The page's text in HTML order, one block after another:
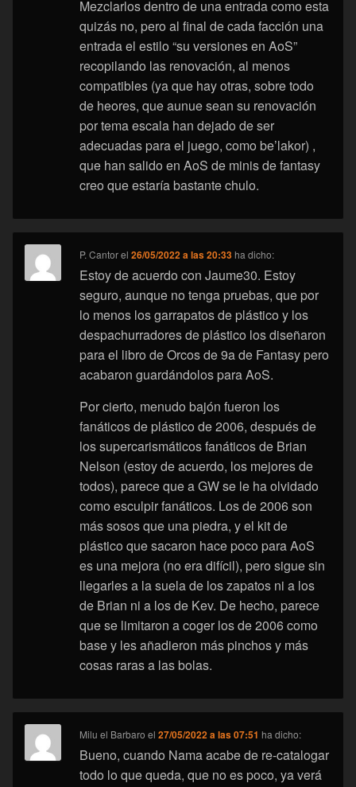
Mezclarlos dentro de una entrada como esta
quizás no, pero al final de cada facción una
entrada el estilo “su versiones en AoS”
recopilando las renovación, al menos
compatibles (ya que hay otras, sobre todo
de heores, que aunue sean su renovación
por tema escala han dejado de ser
adecuadas para el juego, como be’lakor) ,
que han salido en AoS de minis de fantasy
creo que estaría bastante chulo.
P. Cantorel26/05/2022 a las 20:33 ha dicho:
Estoy de acuerdo con Jaume30. Estoy
seguro, aunque no tenga pruebas, que por
lo menos los garrapatos de plástico y los
despachurradores de plástico los diseñaron
para el libro de Orcos de 9a de Fantasy pero
acabaron guardándolos para AoS.
Por cierto, menudo bajón fueron los
fanáticos de plástico de 2006, después de
los supercarismáticos fanáticos de Brian
Nelson (estoy de acuerdo, los mejores de
todos), parece que a GW se le ha olvidado
como esculpir fanáticos. Los de 2006 son
más sosos que una piedra, y el kit de
plástico que sacaron hace poco para AoS
es una mejora (no era difícil), pero sigue sin
llegarles a la suela de los zapatos ni a los
de Brian ni a los de Kev. De hecho, parece
que se limitaron a coger los de 2006 como
base y les añadieron más pinchos y más
cosas raras a las bolas.
Milu el Barbaro el27/05/2022 a las 07:51 ha dicho:
Bueno, cuando Nama acabe de re-catalogar
todo lo que queda, que no es poco, ya verá